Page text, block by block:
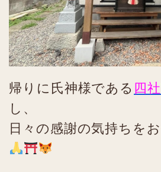
帰りに氏神様である 四
し、
日々の感謝の気持ちを